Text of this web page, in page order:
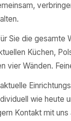
Sie die
Küchen,
vier Wänden.
wie
Kontakt mit